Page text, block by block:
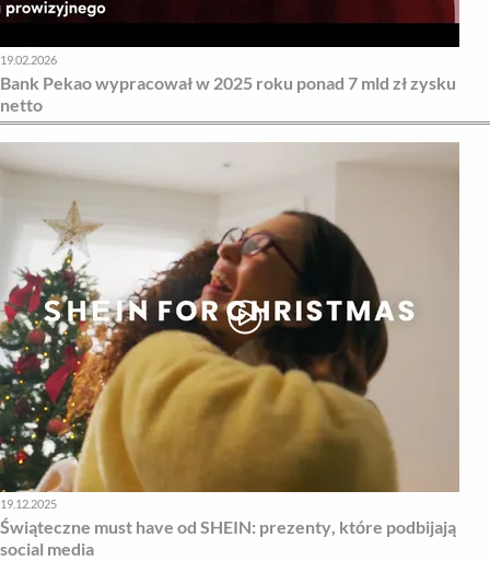
19.02.2026
Bank Pekao wypracował w 2025 roku ponad 7 mld zł zysku
netto
19.12.2025
Świąteczne must have od SHEIN: prezenty, które podbijają
social media